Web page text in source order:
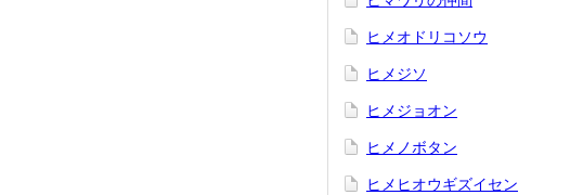
ヒメオドリコソウ
ヒメジソ
ヒメジョオン
ヒメノボタン
ヒメヒオウギズイセン